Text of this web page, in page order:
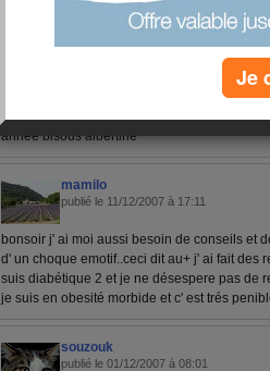
albertine
publié le 12/12/2007 à 22:28
bonsoir aurelie j aimerai savoir si dimanche
les faire griller au four encore merci pour tes
agreable de suivre un regime comme cela
annéé bisous albertine
mamilo
publié le 11/12/2007 à 17:11
bonsoir j' ai moi aussi besoin de conseils et
d' un choque emotif..ceci dit au+ j' ai fait des
suis diabétique 2 et je ne désespere pas de
je suis en obesité morbide et c' est trés
souzouk
publié le 01/12/2007 à 08:01
Je